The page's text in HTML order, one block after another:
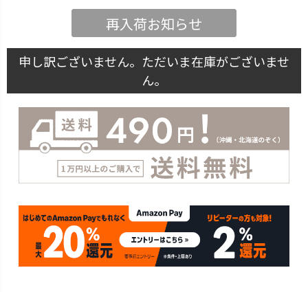
再入荷お知らせ
申し訳ございません。ただいま在庫がございませ
ん。